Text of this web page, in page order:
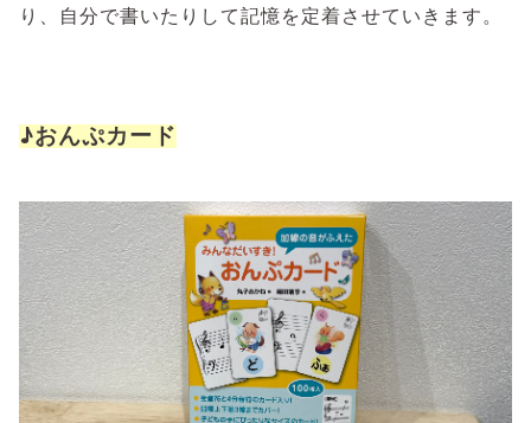
り、自分で書いたりして記憶を定着させていきます。
♪おんぷカード